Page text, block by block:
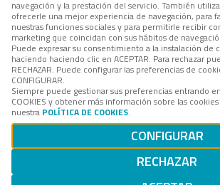
navegación y la prestación del servicio. También
ofrecerle una mejor experiencia de navegación, para
nuestras funciones sociales y para permitirle recibir
marketing que coincidan con sus hábitos de
Puede expresar su consentimiento a la instalación de
haciendo haciendo clic en ACEPTAR. Para rechazar
RECHAZAR. Puede configurar las preferencias de
CONFIGURAR.
Siempre puede gestionar sus preferencias entrando
COOKIES y obtener más información sobre las
nuestra POLÍTICA DE COOKIES.
CONFIGURAR
RECHAZAR